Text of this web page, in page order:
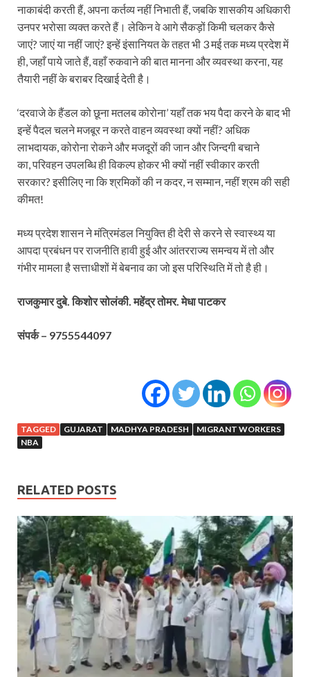
नाकाबंदी करती हैं, अपना कर्तव्य नहीं निभाती हैं, जबकि शासकीय अधिकारी
उनपर भरोसा व्यक्त करते हैं। लेकिन वे आगे सैकड़ों किमी चलकर कैसे
जाएं? जाएं या नहीं जाएं? इन्हें इंसानियत के तहत भी 3 मई तक मध्य प्रदेश में
ही, जहाँ पाये जाते हैं, वहाँ रुकवाने की बात मानना और व्यवस्था करना, यह
तैयारी नहीं के बराबर दिखाई देती है।
‘दरवाजे के हैंडल को छूना मतलब कोरोना’ यहाँ तक भय पैदा करने के बाद भी
इन्हें पैदल चलने मजबूर न करते वाहन व्यवस्था क्यों नहीं? अधिक
लाभदायक, कोरोना रोकने और मजदूरों की जान और जिन्दगी बचाने
का, परिवहन उपलब्धि ही विकल्प होकर भी क्यों नहीं स्वीकार करती
सरकार? इसीलिए ना कि श्रमिकों की न कदर, न सम्मान, नहीं श्रम की सही
कीमत!
मध्य प्रदेश शासन ने मंत्रिमंडल नियुक्ति ही देरी से करने से स्वास्थ्य या
आपदा प्रबंधन पर राजनीति हावी हुई और आंतरराज्य समन्वय में तो और
गंभीर मामला है सत्ताधीशों में बेबनाव का जो इस परिस्थिति में तो है ही।
राजकुमार दुबे. किशोर सोलंकी. महेंद्र तोमर. मेधा पाटकर
संपर्क – 9755544097
TAGGED GUJARAT MADHYA PRADESH
MIGRANT WORKERS
NBA
RELATED POSTS